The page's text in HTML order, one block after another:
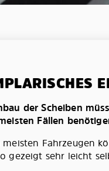
der Scheiben
Fällen
meisten Fahrzeugen
gezeigt sehr leicht